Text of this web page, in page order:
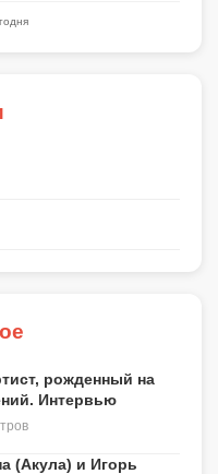
рожденный на
Интервью
(Акула) и Игорь